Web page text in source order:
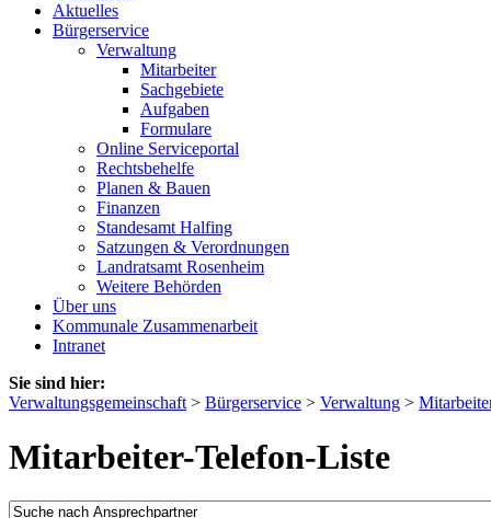
Aktuelles
Bürgerservice
Verwaltung
Mitarbeiter
Sachgebiete
Aufgaben
Formulare
Online Serviceportal
Rechtsbehelfe
Planen & Bauen
Finanzen
Standesamt Halfing
Satzungen & Verordnungen
Landratsamt Rosenheim
Weitere Behörden
Über uns
Kommunale Zusammenarbeit
Intranet
Sie sind hier:
Verwaltungsgemeinschaft > Bürgerservice > Verwaltung >
Mitarbeiter-Telefon-Liste